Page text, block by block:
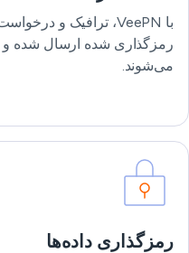
رمزگذاری شده ارسال شده و
می‌شوند.
رمزگذاری داده‌ها